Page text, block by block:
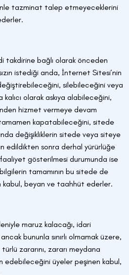
tazminat talep etmeyeceklerini
takdirine bağlı olarak önceden
istediği anda, İnternet Sitesi’nin
değiştirebileceğini, silebileceğini veya
olarak askıya alabileceğini,
hizmet vermeye devam
kapatabileceğini, sitede
değişikliklerin sitede veya siteye
edildikten sonra derhal yürürlüğe
gösterilmesi durumunda ise
tamamının bu sitede de
kabul, beyan ve taahhüt ederler.
maruz kalacağı, idari
bununla sınırlı olmamak üzere,
zararını, zararı meydana
üyeler peşinen kabul,